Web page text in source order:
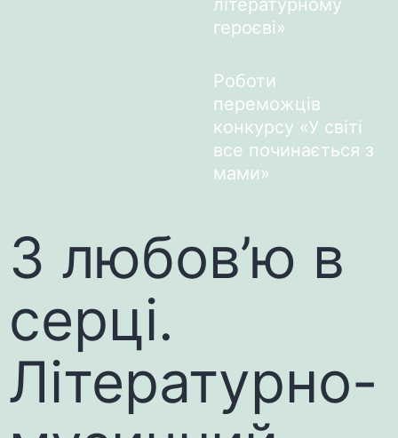
літературному
героєві»
Роботи
переможців
конкурсу «У світі
все починається з
мами»
З любов’ю в
серці.
Літературно-